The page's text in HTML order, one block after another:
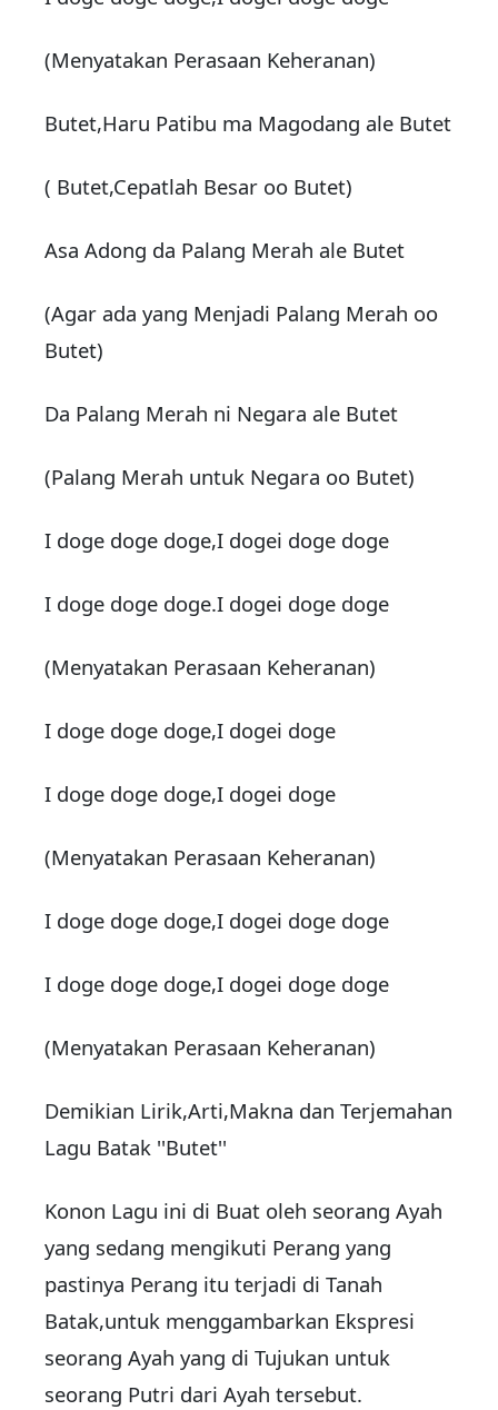
(Menyatakan Perasaan Keheranan)
Butet,Haru Patibu ma Magodang ale Butet
( Butet,Cepatlah Besar oo Butet)
Asa Adong da Palang Merah ale Butet
(Agar ada yang Menjadi Palang Merah oo
Butet)
Da Palang Merah ni Negara ale Butet
(Palang Merah untuk Negara oo Butet)
I doge doge doge,I dogei doge doge
I doge doge doge.I dogei doge doge
(Menyatakan Perasaan Keheranan)
I doge doge doge,I dogei doge
I doge doge doge,I dogei doge
(Menyatakan Perasaan Keheranan)
I doge doge doge,I dogei doge doge
I doge doge doge,I dogei doge doge
(Menyatakan Perasaan Keheranan)
Demikian Lirik,Arti,Makna dan Terjemahan
Lagu Batak ''Butet''
Konon Lagu ini di Buat oleh seorang Ayah
yang sedang mengikuti Perang yang
pastinya Perang itu terjadi di Tanah
Batak,untuk menggambarkan Ekspresi
seorang Ayah yang di Tujukan untuk
seorang Putri dari Ayah tersebut.